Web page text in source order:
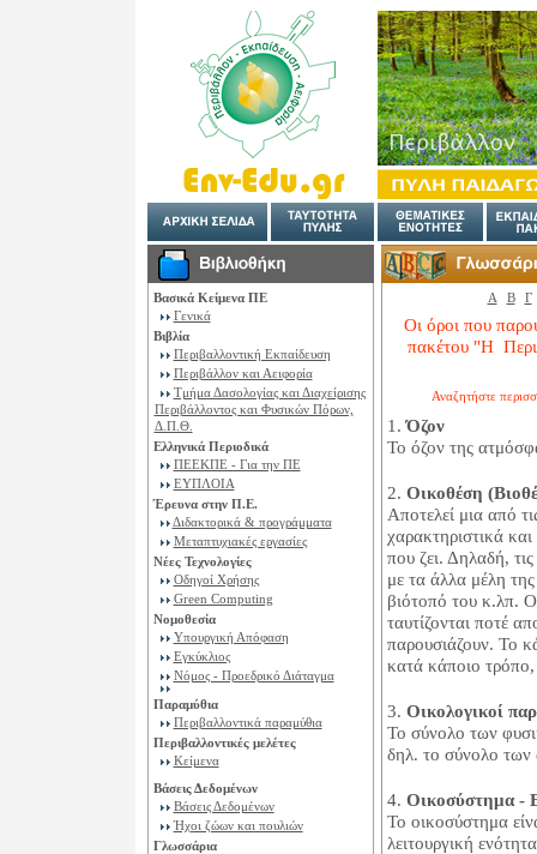
Βασικά Κείμενα ΠΕ
Γενικά
Βιβλία
Περιβαλλοντική Εκπαίδευση
Περιβάλλον και Αειφορία
Τμήμα Δασολογίας και Διαχείρισης
Περιβάλλοντος και Φυσικών Πόρων,
Δ.Π.Θ.
Ελληνικά Περιοδικά
ΠΕΕΚΠΕ - Για την ΠΕ
ΕΥΠΛΟΙΑ
Έρευνα στην Π.Ε.
Διδακτορικά & προγράμματα
Μεταπτυχιακές εργασίες
Νέες Τεχνολογίες
Οδηγοί Χρήσης
Green Computing
Νομοθεσία
Υπουργική Απόφαση
Εγκύκλιος
Νόμος - Προεδρικό Διάταγμα
Παραμύθια
Περιβαλλοντικά παραμύθια
Περιβαλλοντικές μελέτες
Κείμενα
Βάσεις Δεδομένων
Βάσεις Δεδομένων
Ήχοι ζώων και πουλιών
Γλωσσάρια
Α Β Γ
Οι όροι που
πακέτου "H
Αναζητήστε
1.Όζον
Το όζον της
2. Οικοθέση
Αποτελεί μια από
χαρακτηριστικά
που ζει. Δηλαδή,
με τα άλλα μέλη
βιότοπό του κ.λπ.
ταυτίζονται ποτέ
παρουσιάζουν. Το
κατά κάποιο τρόπο,
3. Οικολογικοί
Το σύνολο των
δηλ. το σύνολο των
4. Οικοσύστημα -
Το οικοσύστημα
λειτουργική